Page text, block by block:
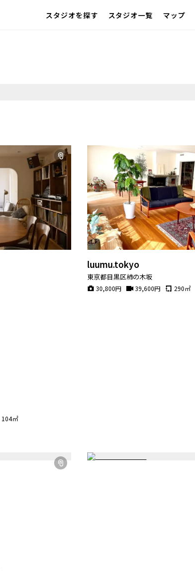
スタジオを探す
スタジオ一覧 マップ
104㎡
luumu.tokyo
東京都目黒区柿の木坂
30,800円 39,600円 290㎡